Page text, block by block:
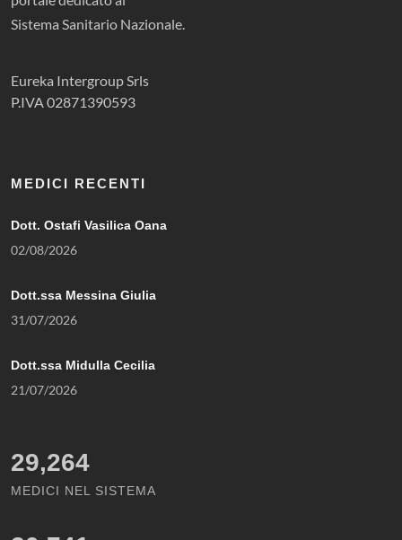
Sistema Sanitario Nazionale.
Eureka Intergroup Srls
P.IVA 02871390593
MEDICI RECENTI
Dott. Ostafi Vasilica Oana
02/08/2026
Dott.ssa Messina Giulia
31/07/2026
Dott.ssa Midulla Cecilia
21/07/2026
29,264
MEDICI NEL SISTEMA